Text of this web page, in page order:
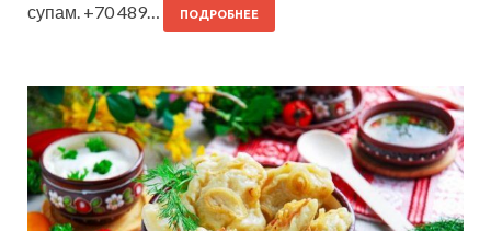
супам. +70 489…
ПОДРОБНЕЕ